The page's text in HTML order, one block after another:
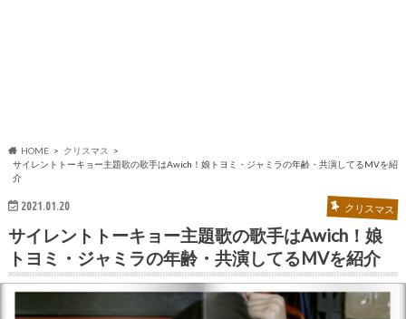
HOME
クリスマス
サイレントトーキョー主題歌の歌手はAwich！娘トヨミ・ジャミラの年齢・共演してるMVを紹
介
2021.01.20 クリスマス
サイレントトーキョー主題歌の歌手はAwich！娘
トヨミ・ジャミラの年齢・共演してるMVを紹介